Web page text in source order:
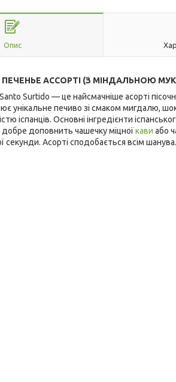
Опис
ПЕЧЕНЬЕ АССОРТІ (З МІНДАЛЬНОЮ
Surtido — це найсмачніше асорті
унікальне печиво зі смаком мигдалю,
іспанців. Основні інгредієнти
доповнить чашечку міцноїкави або
секунди. Асорті сподобається всім